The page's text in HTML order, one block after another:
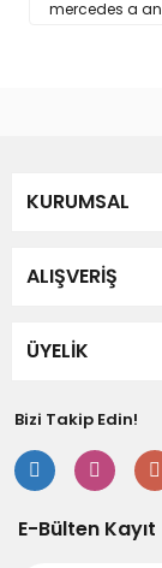
Bu ürüne
mercedes a
KURUMSAL
ALIŞVERİŞ
ÜYELİK
Bizi Takip Edin!
E-Bülten Kayıt